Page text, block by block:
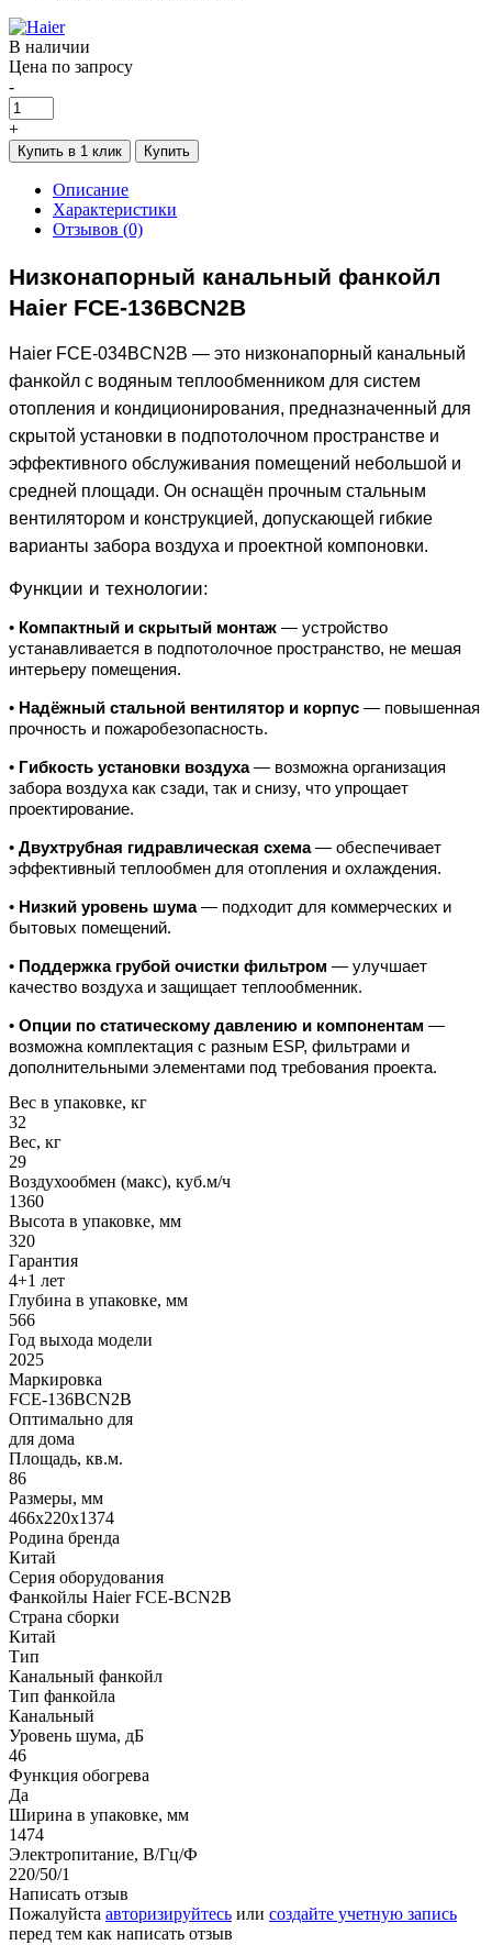
В наличии
Цена по запросу
-
+
Купить в 1 клик Купить
Описание
Характеристики
Отзывов (0)
Низконапорный канальный фанкойл
Haier FCE-136BCN2B
Haier FCE-034BCN2B — это низконапорный канальный
фанкойл с водяным теплообменником для систем
отопления и кондиционирования, предназначенный для
скрытой установки в подпотолочном пространстве и
эффективного обслуживания помещений небольшой и
средней площади. Он оснащён прочным стальным
вентилятором и конструкцией, допускающей гибкие
варианты забора воздуха и проектной компоновки.
Функции и технологии:
• Компактный и скрытый монтаж — устройство
устанавливается в подпотолочное пространство, не мешая
интерьеру помещения.
• Надёжный стальной вентилятор и корпус — повышенная
прочность и пожаробезопасность.
• Гибкость установки воздуха— возможна организация
забора воздуха как сзади, так и снизу, что упрощает
проектирование.
• Двухтрубная гидравлическая схема— обеспечивает
эффективный теплообмен для отопления и охлаждения.
• Низкий уровень шума— подходит для коммерческих и
бытовых помещений.
• Поддержка грубой очистки фильтром — улучшает
качество воздуха и защищает теплообменник.
• Опции по статическому давлению и компонентам —
возможна комплектация с разным ESP, фильтрами и
дополнительными элементами под требования проекта.
Вес в упаковке, кг
32
Вес, кг
29
Воздухообмен (макс), куб.м/ч
1360
Высота в упаковке, мм
320
Гарантия
4+1 лет
Глубина в упаковке, мм
566
Год выхода модели
2025
Маркировка
FCE-136BCN2B
Оптимально для
для дома
Площадь, кв.м.
86
Размеры, мм
466x220x1374
Родина бренда
Китай
Серия оборудования
Фанкойлы Haier FCE-BCN2B
Страна сборки
Китай
Тип
Канальный фанкойл
Тип фанкойла
Канальный
Уровень шума, дБ
46
Функция обогрева
Да
Ширина в упаковке, мм
1474
Электропитание, В/Гц/Ф
220/50/1
Написать отзыв
Пожалуйста авторизируйтесь или создайте учетную запись
перед тем как написать отзыв